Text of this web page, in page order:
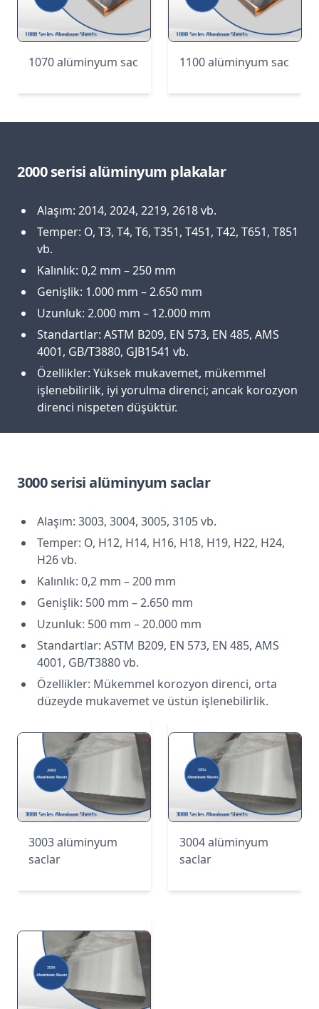
1070 alüminyum sac 1100 alüminyum sac
2000 serisi alüminyum plakalar
Alaşım: 2014, 2024, 2219, 2618 vb.
Temper: O, T3, T4, T6, T351, T451, T42, T651, T851
vb.
Kalınlık: 0,2 mm – 250 mm
Genişlik: 1.000 mm – 2.650 mm
Uzunluk: 2.000 mm – 12.000 mm
Standartlar: ASTM B209, EN 573, EN 485, AMS
4001, GB/T3880, GJB1541 vb.
Özellikler: Yüksek mukavemet, mükemmel
işlenebilirlik, iyi yorulma direnci; ancak korozyon
direnci nispeten düşüktür.
3000 serisi alüminyum saclar
Alaşım: 3003, 3004, 3005, 3105 vb.
Temper: O, H12, H14, H16, H18, H19, H22, H24,
H26 vb.
Kalınlık: 0,2 mm – 200 mm
Genişlik: 500 mm – 2.650 mm
Uzunluk: 500 mm – 20.000 mm
Standartlar: ASTM B209, EN 573, EN 485, AMS
4001, GB/T3880 vb.
Özellikler: Mükemmel korozyon direnci, orta
düzeyde mukavemet ve üstün işlenebilirlik.
3003 alüminyum
saclar
3004 alüminyum
saclar